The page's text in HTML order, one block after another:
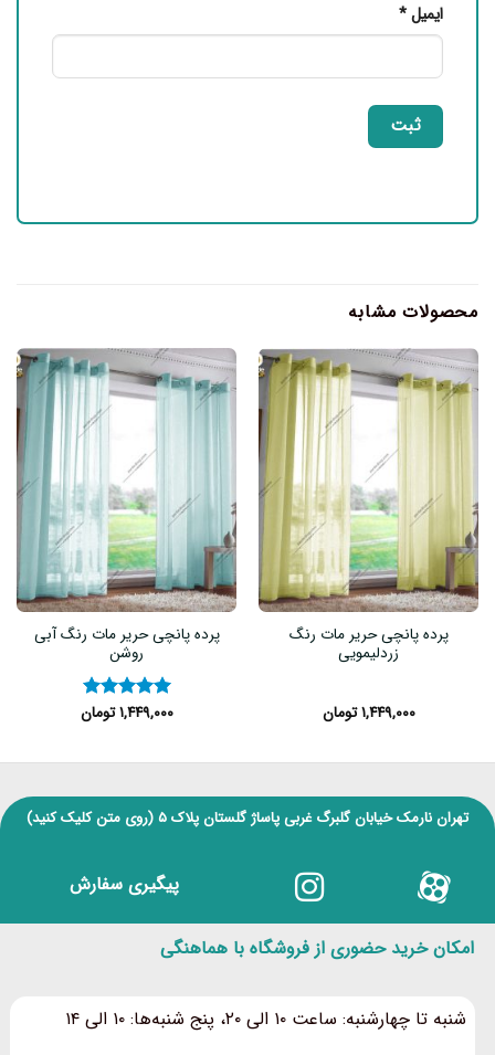
ایمیل*
محصولات مشابه
پرده پانچی حریر مات رنگ
زردلیمویی
۱,۴۴۹,۰۰۰ تومان
پرده پانچی حریر مات رنگ آبی
روشن
نمره۵از۱,۴۴۹,۰۰۰ تومان
تهران نارمک خیابان گلبرگ غربی پاساژ گلستان پلاک ۵ (روی متن کلیک کنید)
پیگیری سفارش
امکان خرید حضوری از فروشگاه با هماهنگی
شنبه تا چهارشنبه: ساعت ۱۰ الی ۲۰، پنج شنبه‌ها: ۱۰ الی ۱۴